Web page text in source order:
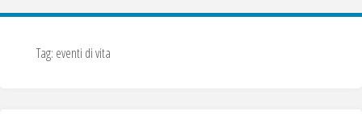
Tag: eventi di vita